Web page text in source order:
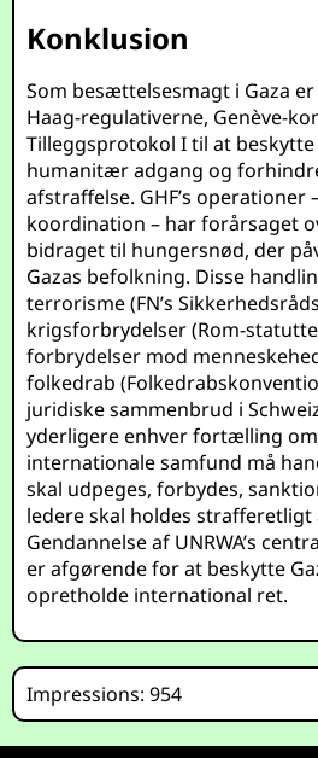
Konklusion
Som besættelsesmagt i Gaza
Haag-regulativerne, Genève-
Tilleggsprotokol I til at beskytte
humanitær adgang og
afstraffelse. GHF’s operationer
koordination – har forårsaget
bidraget til hungersnød, der
Gazas befolkning. Disse
terrorisme (FN’s
krigsforbrydelser (Rom-
forbrydelser mod
folkedrab
juridiske sammenbrud i
yderligere enhver fortælling
internationale samfund må
skal udpeges, forbydes,
ledere skal holdes strafferetligt
Gendannelse af UNRWA’s
er afgørende for at beskytte
opretholde international ret.
Impressions: 954